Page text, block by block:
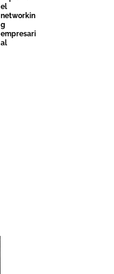
el
networkin
g
empresari
al